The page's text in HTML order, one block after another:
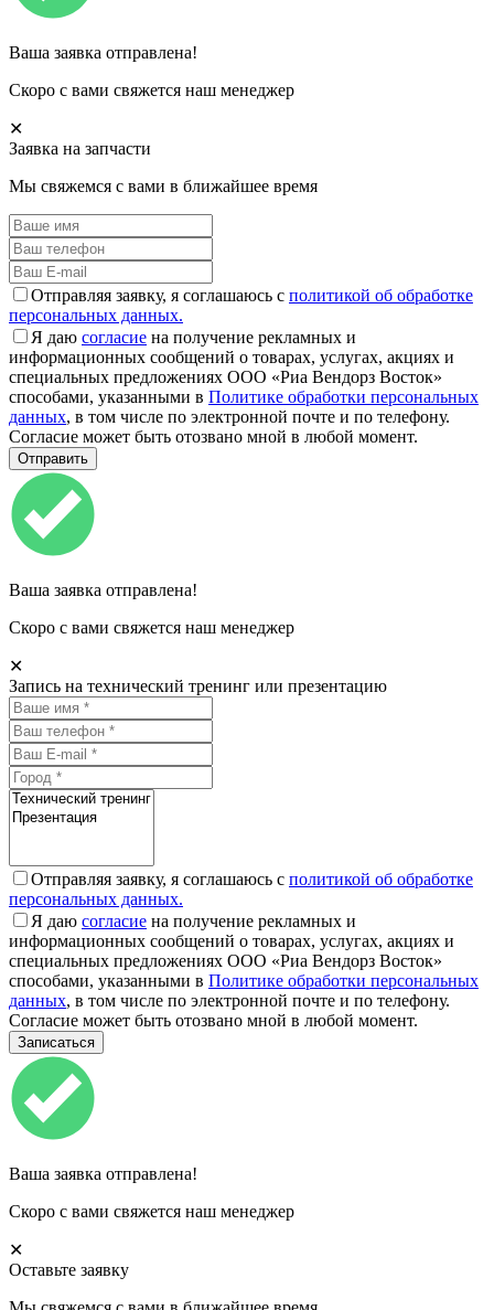
Ваша заявка отправлена!
Скоро с вами свяжется наш менеджер
✕
Заявка на запчасти
Мы свяжемся с вами в ближайшее время
Отправляя заявку, я соглашаюсь с политикой об обработке
персональных данных.
Я даю согласие на получение рекламных и
информационных сообщений о товарах, услугах, акциях и
специальных предложениях ООО «Риа Вендорз Восток»
способами, указанными в Политике обработки персональных
данных, в том числе по электронной почте и по телефону.
Согласие может быть отозвано мной в любой момент.
Ваша заявка отправлена!
Скоро с вами свяжется наш менеджер
✕
Запись на технический тренинг или презентацию
Отправляя заявку, я соглашаюсь с политикой об обработке
персональных данных.
Я даю согласие на получение рекламных и
информационных сообщений о товарах, услугах, акциях и
специальных предложениях ООО «Риа Вендорз Восток»
способами, указанными в Политике обработки персональных
данных, в том числе по электронной почте и по телефону.
Согласие может быть отозвано мной в любой момент.
Ваша заявка отправлена!
Скоро с вами свяжется наш менеджер
✕
Оставьте заявку